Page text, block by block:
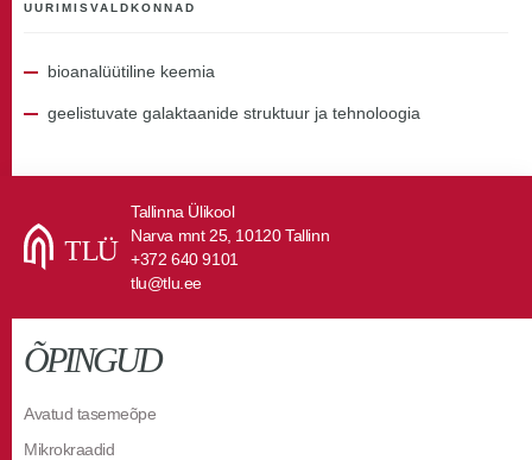
UURIMISVALDKONNAD
bioanalüütiline keemia
geelistuvate galaktaanide struktuur ja tehnoloogia
Tallinna Ülikool
Narva mnt 25, 10120 Tallinn
+372 640 9101
tlu@tlu.ee
ÕPINGUD
Avatud tasemeõpe
Mikrokraadid